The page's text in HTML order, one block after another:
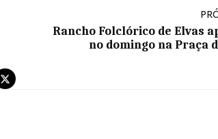
Rancho Folclórico de Elvas
no domingo na Praça